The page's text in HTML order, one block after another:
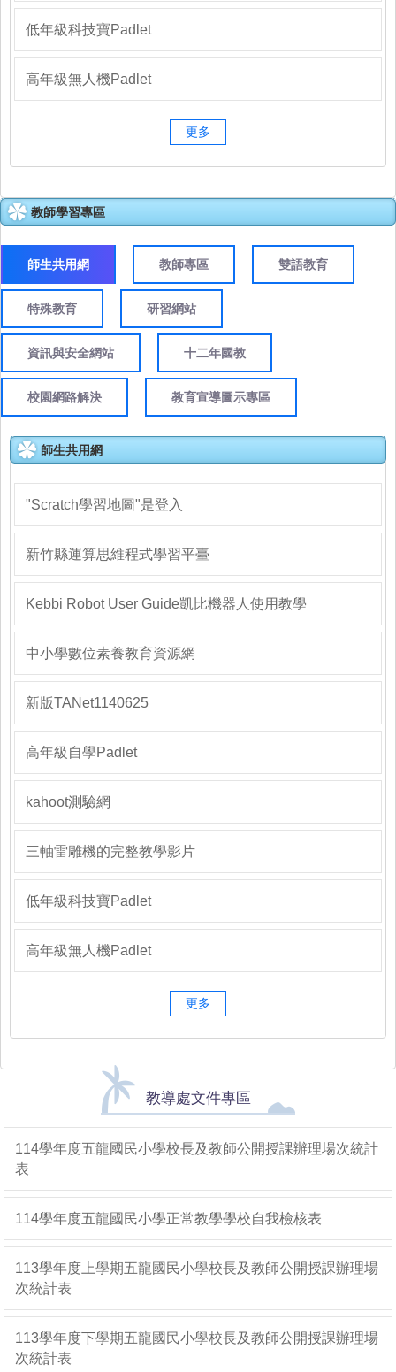
低年級科技寶Padlet
高年級無人機Padlet
更多
教師學習專區
師生共用網 教師專區 雙語教育
特殊教育 研習網站
資訊與安全網站 十二年國教
校園網路解決 教育宣導圖示專區
師生共用網
"Scratch學習地圖"是登入
新竹縣運算思維程式學習平臺
Kebbi Robot User Guide凱比機器人使用教學
中小學數位素養教育資源網
新版TANet1140625
高年級自學Padlet
kahoot測驗網
三軸雷雕機的完整教學影片
低年級科技寶Padlet
高年級無人機Padlet
更多
教導處文件專區
114學年度五龍國民小學校長及教師公開授課辦理場次統計
表
114學年度五龍國民小學正常教學學校自我檢核表
113學年度上學期五龍國民小學校長及教師公開授課辦理場
次統計表
113學年度下學期五龍國民小學校長及教師公開授課辦理場
次統計表